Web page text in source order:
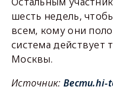
шесть недель,
всем, кому они
система действует
Москвы.
Источник: Вести.hi-